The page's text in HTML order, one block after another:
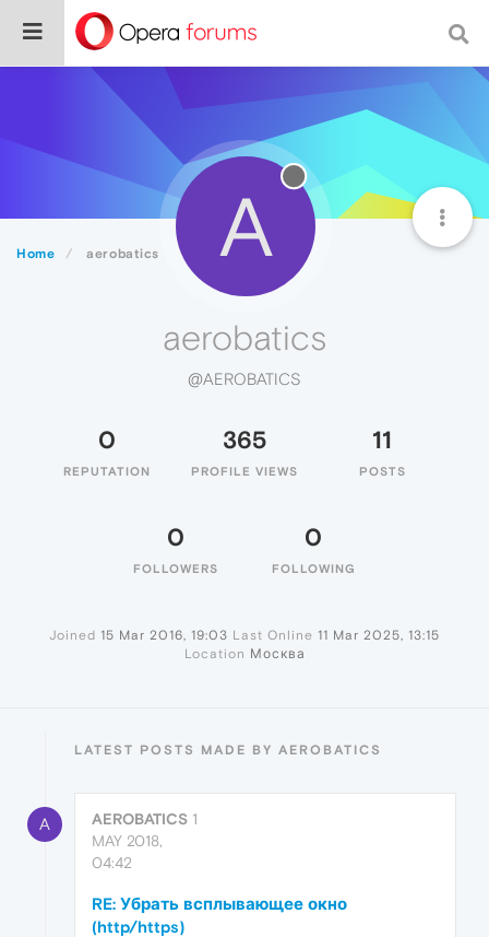
Home aerobatics A
aerobatics
@AEROBATICS
0
REPUTATION
365
PROFILE VIEWS
11
POSTS
0
FOLLOWERS
0
FOLLOWING
Joined 15 Mar 2016, 19:03 Last Online 11 Mar 2025, 13:15
Location Москва
LATEST POSTS MADE BY AEROBATICS
A AEROBATICS 1
MAY 2018,
04:42
RE: Убрать всплывающее окно
(http/https)